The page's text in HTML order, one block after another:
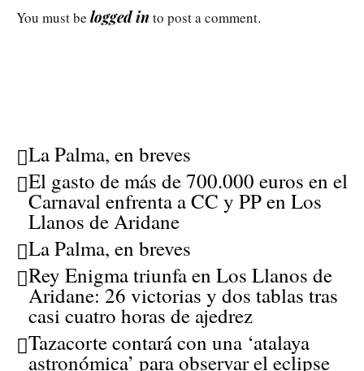
You must be logged in to post a comment.
La Palma, en breves
El gasto de más de 700.000 euros en el
Carnaval enfrenta a CC y PP en Los
Llanos de Aridane
La Palma, en breves
Rey Enigma triunfa en Los Llanos de
Aridane: 26 victorias y dos tablas tras
casi cuatro horas de ajedrez
Tazacorte contará con una ‘atalaya
astronómica’ para observar el eclipse